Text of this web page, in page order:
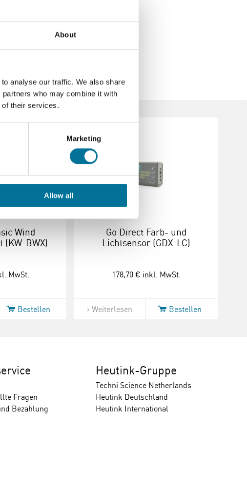
About
analyse our traffic. We also share
who may combine it with
of their services.
Marketing
Allow all
Wind
(KW-BWX)
MwSt.
Bestellen
Go Direct Farb- und
Lichtsensor (GDX-LC)
178,70 € inkl. MwSt.
Weiterlesen Bestellen
Fragen
Bezahlung
Heutink-Gruppe
Techni Science Netherlands
Heutink Deutschland
Heutink International